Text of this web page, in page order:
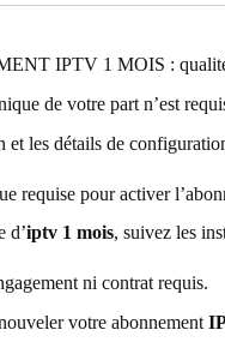
IPTV 1 MOIS :
de votre part n’est
et les détails de
requise pour activer
d’iptv 1 mois, suivez les
ni contrat requis.
votre abonnement